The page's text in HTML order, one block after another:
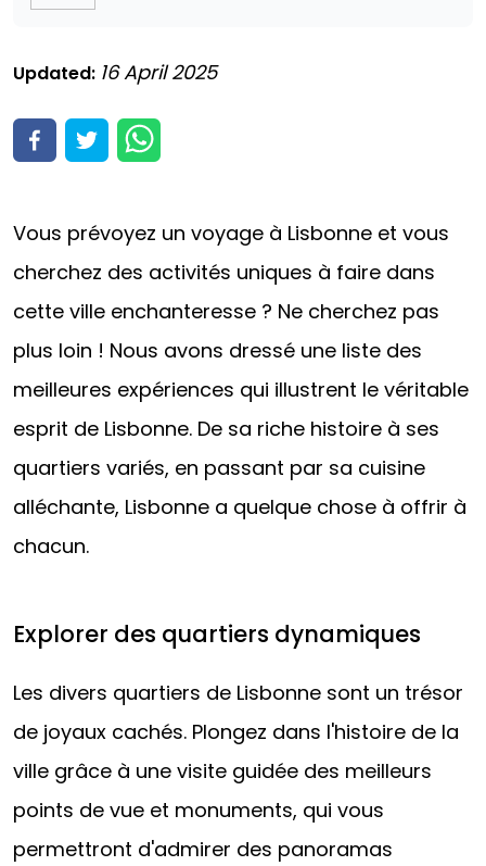
Updated: 16 April 2025
Vous prévoyez un voyage à Lisbonne et vous
cherchez des activités uniques à faire dans
cette ville enchanteresse ? Ne cherchez pas
plus loin ! Nous avons dressé une liste des
meilleures expériences qui illustrent le véritable
esprit de Lisbonne. De sa riche histoire à ses
quartiers variés, en passant par sa cuisine
alléchante, Lisbonne a quelque chose à offrir à
chacun.
Explorer des quartiers dynamiques
Les divers quartiers de Lisbonne sont un trésor
de joyaux cachés. Plongez dans l'histoire de la
ville grâce à une visite guidée des meilleurs
points de vue et monuments, qui vous
permettront d'admirer des panoramas